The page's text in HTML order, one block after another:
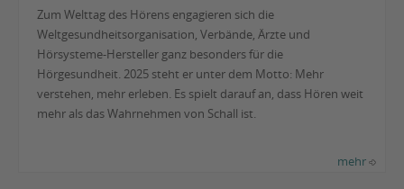
Zum Welttag des Hörens engagieren sich die
Weltgesundheitsorganisation, Verbände, Ärzte und
Hörsysteme-Hersteller ganz besonders für die
Hörgesundheit. 2025 steht er unter dem Motto: Mehr
verstehen, mehr erleben. Es spielt darauf an, dass Hören weit
mehr als das Wahrnehmen von Schall ist.
mehr